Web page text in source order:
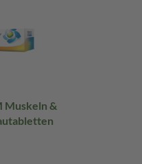
Muskeln &
30 St Kautabletten